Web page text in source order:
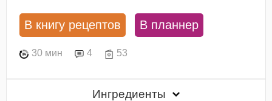
В книгу рецептов В планнер
30 мин 4 53
Ингредиенты